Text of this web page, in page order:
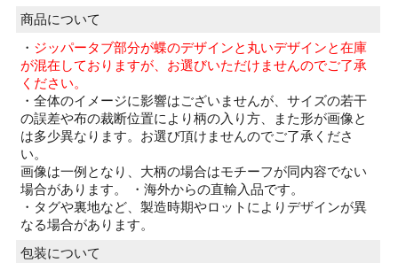
商品について
・ ジッパータブ部分が蝶のデザインと丸いデザインと在庫
が混在しておりますが、お選びいただけませんのでご了承
ください。
・全体のイメージに影響はございませんが、サイズの若干
の誤差や布の裁断位置により柄の入り方、また形が画像と
は多少異なります。お選び頂けませんのでご了承くださ
い。
画像は一例となり、大柄の場合はモチーフが同内容でない
場合があります。 ・海外からの直輸入品です。
・タグや裏地など、製造時期やロットによりデザインが異
なる場合があります。
包装について